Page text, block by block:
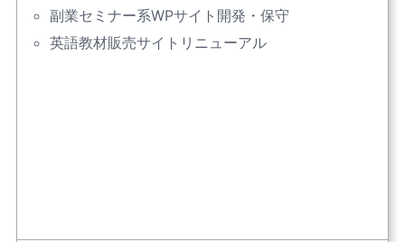
副業セミナー系WPサイト開発・保守
英語教材販売サイトリニューアル